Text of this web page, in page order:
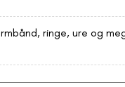
ringe, ure og